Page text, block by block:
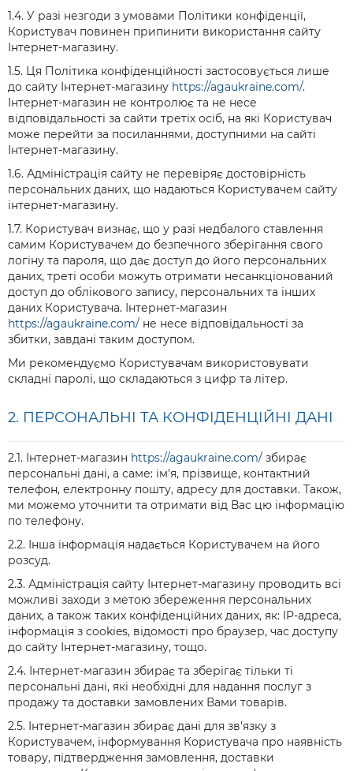
1.4. У разі незгоди з умовами Політики конфіденції,
Користувач повинен припинити використання сайту
Інтернет-магазину.
1.5. Ця Політика конфіденційності застосовується лише
до сайту Інтернет-магазину https://agaukraine.com/.
Інтернет-магазин не контролює та не несе
відповідальності за сайти третіх осіб, на які Користувач
може перейти за посиланнями, доступними на сайті
Інтернет-магазину.
1.6. Адміністрація сайту не перевіряє достовірність
персональних даних, що надаються Користувачем сайту
інтернет-магазину.
1.7. Користувач визнає, що у разі недбалого ставлення
самим Користувачем до безпечного зберігання свого
логіну та пароля, що дає доступ до його персональних
даних, треті особи можуть отримати несанкціонований
доступ до облікового запису, персональних та інших
даних Користувача. Інтернет-магазин
https://agaukraine.com/ не несе відповідальності за
збитки, завдані таким доступом.
Ми рекомендуємо Користувачам використовувати
складні паролі, що складаються з цифр та літер.
2. ПЕРСОНАЛЬНІ ТА КОНФІДЕНЦІЙНІ ДАНІ
2.1. Інтернет-магазин https://agaukraine.com/ збирає
персональні дані, а саме: ім'я, прізвище, контактний
телефон, електронну пошту, адресу для доставки. Також,
ми можемо уточнити та отримати від Вас цю інформацію
по телефону.
2.2. Інша інформація надається Користувачем на його
розсуд.
2.3. Адміністрація сайту Інтернет-магазину проводить всі
можливі заходи з метою збереження персональних
даних, а також таких конфіденційних даних, як: IP-адреса,
інформація з cookies, відомості про браузер, час доступу
до сайту Інтернет-магазину, тощо.
2.4. Інтернет-магазин збирає та зберігає тільки ті
персональні дані, які необхідні для надання послуг з
продажу та доставки замовлених Вами товарів.
2.5. Інтернет-магазин збирає дані для зв'язку з
Користувачем, інформування Користувача про наявність
товару, підтвердження замовлення, доставки